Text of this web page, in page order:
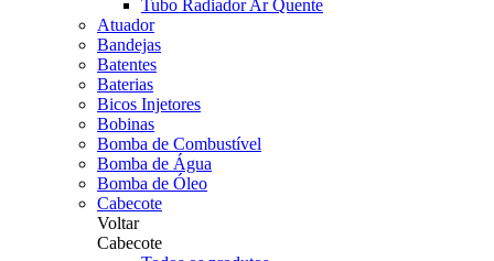
Tubo Radiador Ar Quente
Atuador
Bandejas
Batentes
Baterias
Bicos Injetores
Bobinas
Bomba de Combustível
Bomba de Água
Bomba de Óleo
Cabecote
Voltar
Cabecote